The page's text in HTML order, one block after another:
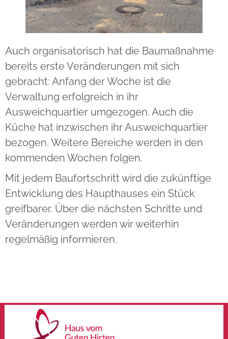
Auch organisatorisch hat die Baumaßnahme
bereits erste Veränderungen mit sich
gebracht: Anfang der Woche ist die
Verwaltung erfolgreich in ihr
Ausweichquartier umgezogen. Auch die
Küche hat inzwischen ihr Ausweichquartier
bezogen. Weitere Bereiche werden in den
kommenden Wochen folgen.
Mit jedem Baufortschritt wird die zukünftige
Entwicklung des Haupthauses ein Stück
greifbarer. Über die nächsten Schritte und
Veränderungen werden wir weiterhin
regelmäßig informieren.